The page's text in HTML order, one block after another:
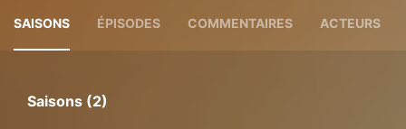
SAISONS ÉPISODES COMMENTAIRES ACTEURS
Saisons (2)